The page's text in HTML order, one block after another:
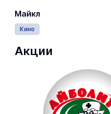
Майкл
Кино
Акции